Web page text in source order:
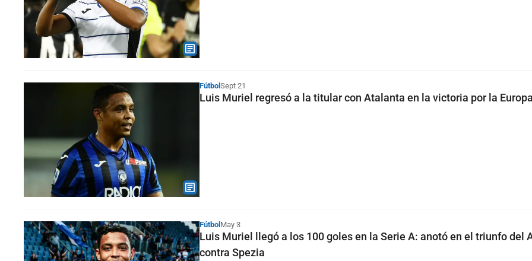
Fútbol Sept 21
Luis Muriel regresó a la titular con Atalanta en la victoria por la
Fútbol May 3
Luis Muriel llegó a los 100 goles en la Serie A: anotó en el triunfo del
contra Spezia